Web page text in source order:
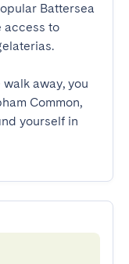
Battersea
access to
away, you
Common,
yourself in